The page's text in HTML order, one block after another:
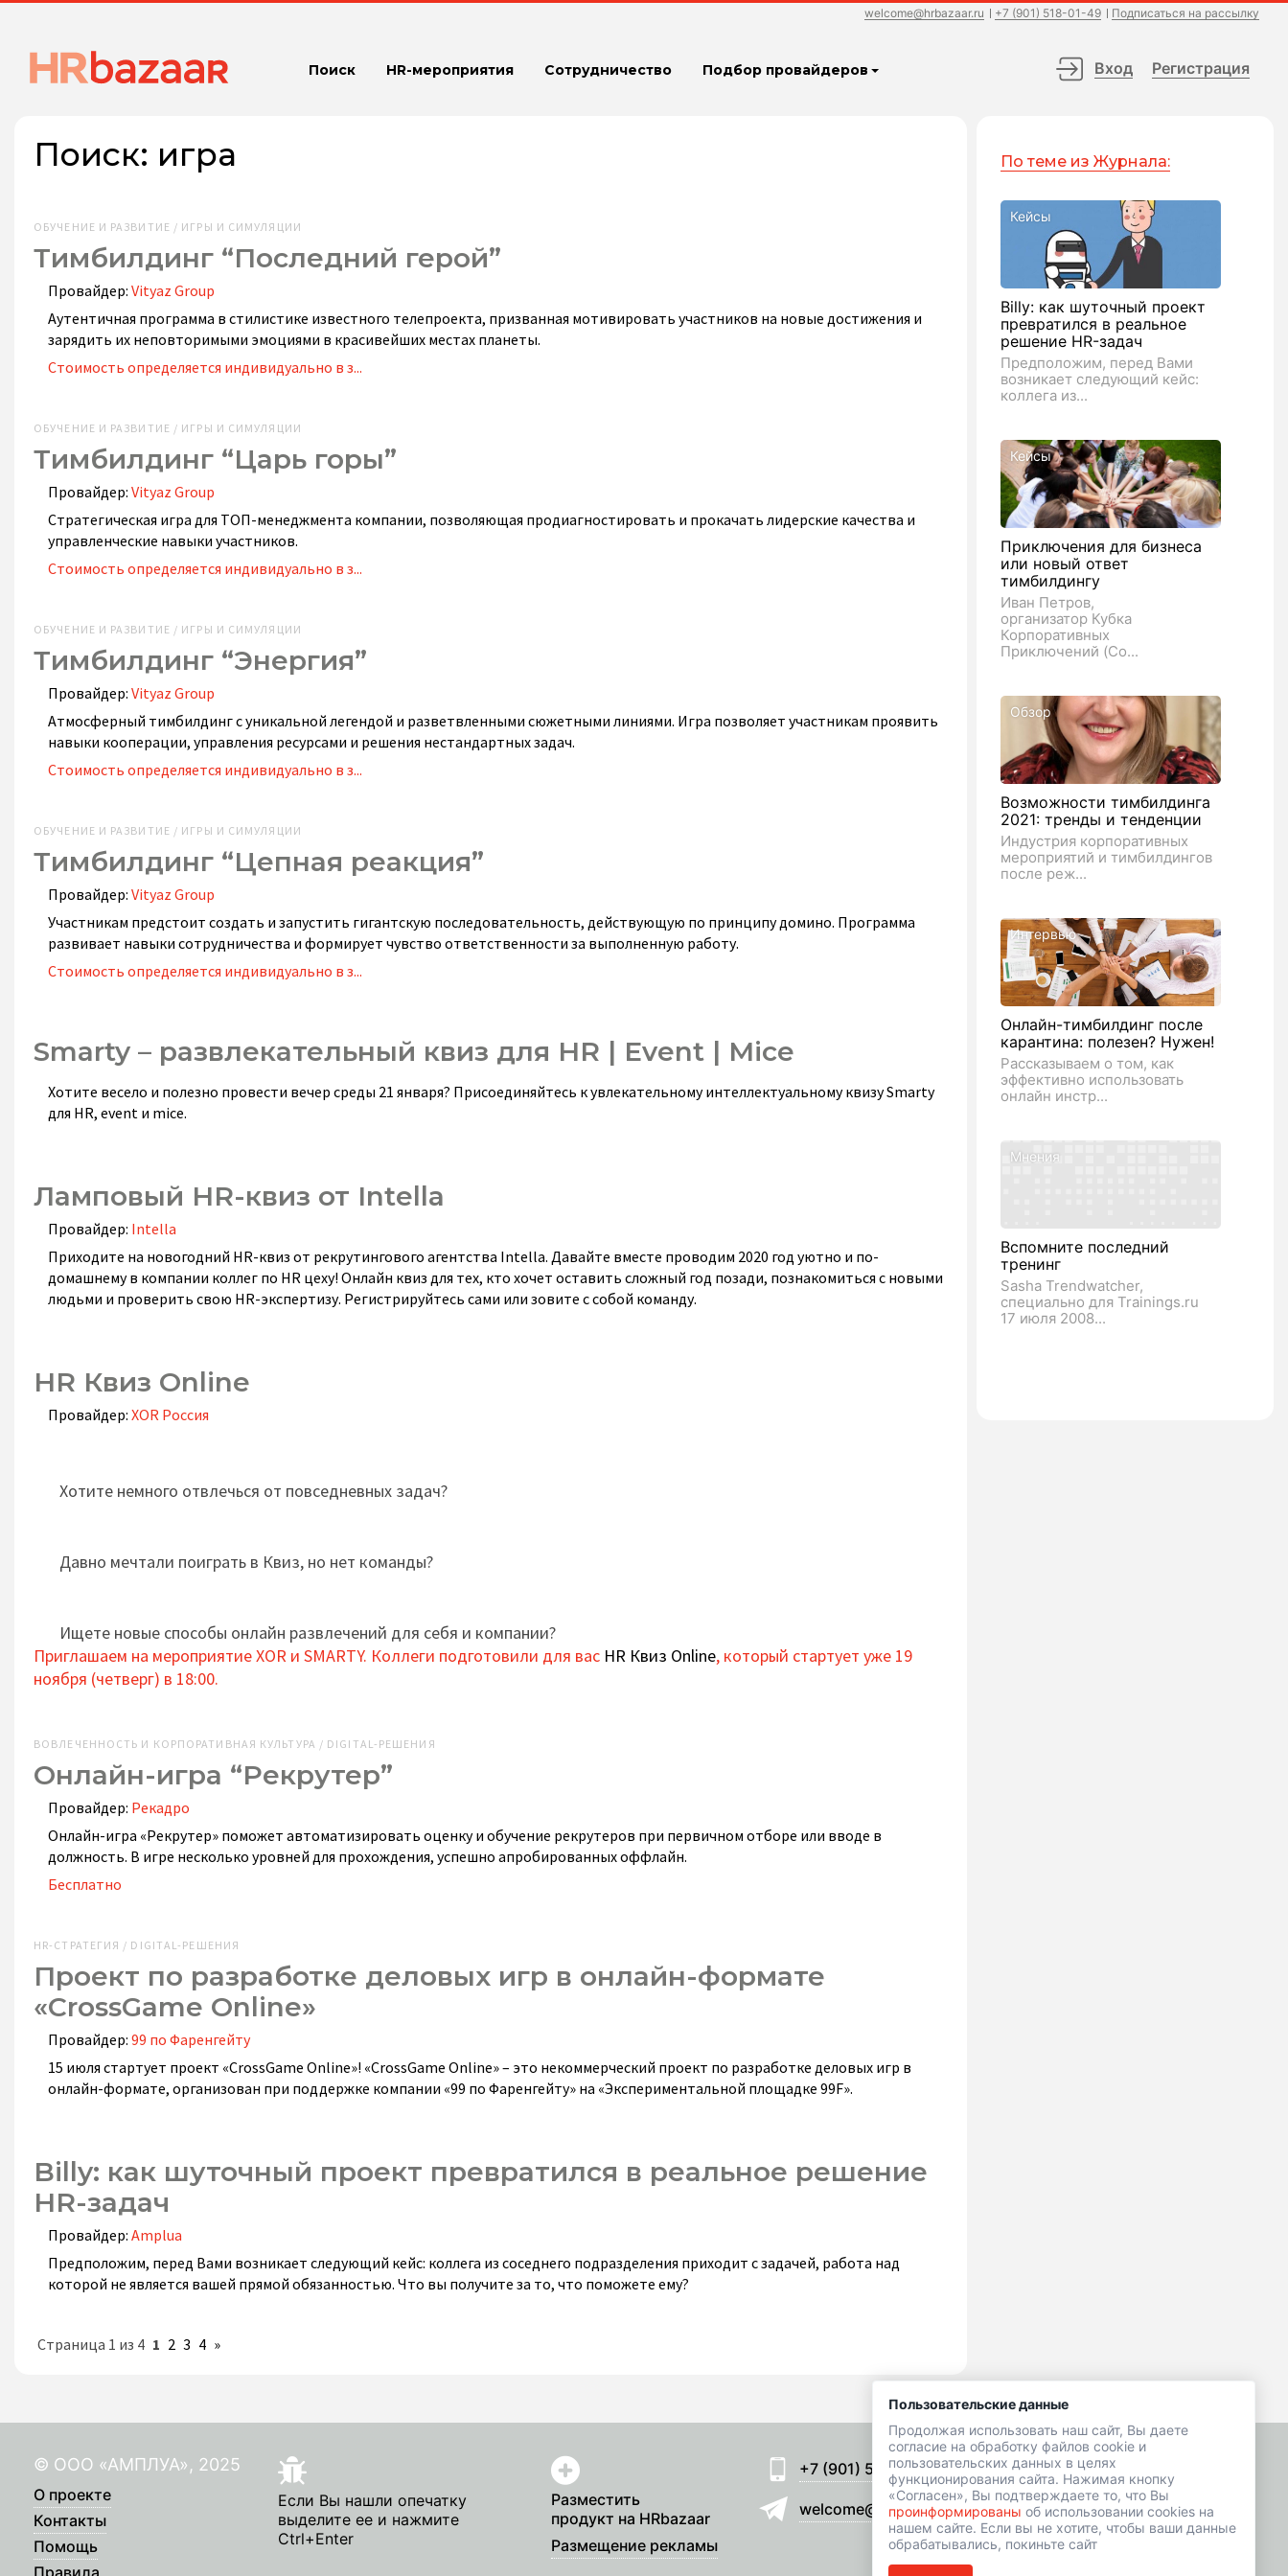
welcome@hrbazaar.ru +7 (901) 518-01-49 Подписаться на рассылку
Поиск HR-мероприятия Сотрудничество Подбор провайдеров Вход Регистрация
Поиск: игра
ОБУЧЕНИЕ И РАЗВИТИЕ / ИГРЫ И СИМУЛЯЦИИ
Тимбилдинг “Последний герой”
Провайдер: Vityaz Group
Аутентичная программа в стилистике известного телепроекта, призванная мотивировать участников на новые достижения и
зарядить их неповторимыми эмоциями в красивейших местах планеты.
Стоимость определяется индивидуально в з...
ОБУЧЕНИЕ И РАЗВИТИЕ / ИГРЫ И СИМУЛЯЦИИ
Тимбилдинг “Царь горы”
Провайдер: Vityaz Group
Стратегическая игра для ТОП-менеджмента компании, позволяющая продиагностировать и прокачать лидерские качества и
управленческие навыки участников.
Стоимость определяется индивидуально в з...
ОБУЧЕНИЕ И РАЗВИТИЕ / ИГРЫ И СИМУЛЯЦИИ
Тимбилдинг “Энергия”
Провайдер: Vityaz Group
Атмосферный тимбилдинг с уникальной легендой и разветвленными сюжетными линиями. Игра позволяет участникам проявить
навыки кооперации, управления ресурсами и решения нестандартных задач.
Стоимость определяется индивидуально в з...
ОБУЧЕНИЕ И РАЗВИТИЕ / ИГРЫ И СИМУЛЯЦИИ
Тимбилдинг “Цепная реакция”
Провайдер: Vityaz Group
Участникам предстоит создать и запустить гигантскую последовательность, действующую по принципу домино. Программа
развивает навыки сотрудничества и формирует чувство ответственности за выполненную работу.
Стоимость определяется индивидуально в з...
Smarty – развлекательный квиз для HR | Event | Mice
Хотите весело и полезно провести вечер среды 21 января? Присоединяйтесь к увлекательному интеллектуальному квизу Smarty
для HR, event и mice.
Ламповый HR-квиз от Intella
Провайдер: Intella
Приходите на новогодний HR-квиз от рекрутингового агентства Intella. Давайте вместе проводим 2020 год уютно и по-
домашнему в компании коллег по HR цеху! Онлайн квиз для тех, кто хочет оставить сложный год позади, познакомиться с новыми
людьми и проверить свою HR-экспертизу. Регистрируйтесь сами или зовите с собой команду.
HR Квиз Online
Провайдер: XOR Россия
Хотите немного отвлечься от повседневных задач?
Давно мечтали поиграть в Квиз, но нет команды?
Ищете новые способы онлайн развлечений для себя и компании?
Приглашаем на мероприятие XOR и SMARTY. Коллеги подготовили для вас HR Квиз Online, который стартует уже 19
ноября (четверг) в 18:00.
ВОВЛЕЧЕННОСТЬ И КОРПОРАТИВНАЯ КУЛЬТУРА / DIGITAL-РЕШЕНИЯ
Онлайн-игра “Рекрутер”
Провайдер: Рекадро
Онлайн-игра «Рекрутер» поможет автоматизировать оценку и обучение рекрутеров при первичном отборе или вводе в
должность. В игре несколько уровней для прохождения, успешно апробированных оффлайн.
Бесплатно
HR-СТРАТЕГИЯ / DIGITAL-РЕШЕНИЯ
Проект по разработке деловых игр в онлайн-формате
«CrossGame Online»
Провайдер: 99 по Фаренгейту
15 июля стартует проект «CrossGame Online»! «CrossGame Online» – это некоммерческий проект по разработке деловых игр в
онлайн-формате, организован при поддержке компании «99 по Фаренгейту» на «Экспериментальной площадке 99F».
Billy: как шуточный проект превратился в реальное решение
HR-задач
Провайдер: Amplua
Предположим, перед Вами возникает следующий кейс: коллега из соседнего подразделения приходит с задачей, работа над
которой не является вашей прямой обязанностью. Что вы получите за то, что поможете ему?
Страница 1 из 4 1 2 3 4 »
По теме из Журнала:
Кейсы
Billy: как шуточный проект
превратился в реальное
решение HR-задач
Предположим, перед Вами
возникает следующий кейс:
коллега из...
Кейсы
Приключения для бизнеса
или новый ответ
тимбилдингу
Иван Петров,
организатор Кубка
Корпоративных
Приключений (Co...
Обзор
Возможности тимбилдинга
2021: тренды и тенденции
Индустрия корпоративных
мероприятий и тимбилдингов
после реж...
Интервью
Онлайн-тимбилдинг после
карантина: полезен? Нужен!
Рассказываем о том, как
эффективно использовать
онлайн инстр...
Мнения
Вспомните последний
тренинг
Sasha Trendwatcher,
специально для Trainings.ru
17 июля 2008...
Пользовательские данные
Продолжая использовать наш сайт, Вы даете
согласие на обработку файлов cookie и
пользовательских данных в целях
функционирования сайта. Нажимая кнопку
«Согласен», Вы подтверждаете то, что Вы
проинформированы об использовании cookies на
нашем сайте. Если вы не хотите, чтобы ваши данные
обрабатывались, покиньте сайт
© ООО «АМПЛУА», 2025
О проекте
Контакты
Помощь
Правила
Если Вы нашли опечатку
выделите ее и нажмите
Ctrl+Enter
Разместить
продукт на HRbazaar
Размещение рекламы
+7 (901) 518-01-49
welcome@hrbazaar.ru
Подписаться на рассылку